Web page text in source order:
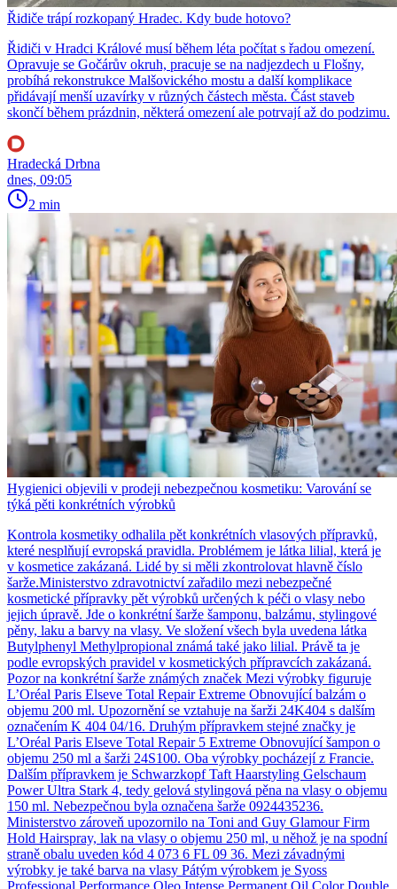
Řidiče trápí rozkopaný Hradec. Kdy bude hotovo?
Řidiči v Hradci Králové musí během léta počítat s řadou omezení.
Opravuje se Gočárův okruh, pracuje se na nadjezdech u Flošny,
probíhá rekonstrukce Malšovického mostu a další komplikace
přidávají menší uzavírky v různých částech města. Část staveb
skončí během prázdnin, některá omezení ale potrvají až do podzimu.
Hradecká Drbna
dnes, 09:05
2 min
Hygienici objevili v prodeji nebezpečnou kosmetiku: Varování se
týká pěti konkrétních výrobků
Kontrola kosmetiky odhalila pět konkrétních vlasových přípravků,
které nesplňují evropská pravidla. Problémem je látka lilial, která je
v kosmetice zakázaná. Lidé by si měli zkontrolovat hlavně číslo
šarže.Ministerstvo zdravotnictví zařadilo mezi nebezpečné
kosmetické přípravky pět výrobků určených k péči o vlasy nebo
jejich úpravě. Jde o konkrétní šarže šamponu, balzámu, stylingové
pěny, laku a barvy na vlasy. Ve složení všech byla uvedena látka
Butylphenyl Methylpropional známá také jako lilial. Právě ta je
podle evropských pravidel v kosmetických přípravcích zakázaná.
Pozor na konkrétní šarže známých značek Mezi výrobky figuruje
L’Oréal Paris Elseve Total Repair Extreme Obnovující balzám o
objemu 200 ml. Upozornění se vztahuje na šarži 24K404 s dalším
označením K 404 04/16. Druhým přípravkem stejné značky je
L’Oréal Paris Elseve Total Repair 5 Extreme Obnovující šampon o
objemu 250 ml a šarži 24S100. Oba výrobky pocházejí z Francie.
Dalším přípravkem je Schwarzkopf Taft Haarstyling Gelschaum
Power Ultra Stark 4, tedy gelová stylingová pěna na vlasy o objemu
150 ml. Nebezpečnou byla označena šarže 0924435236.
Ministerstvo zároveň upozornilo na Toni and Guy Glamour Firm
Hold Hairspray, lak na vlasy o objemu 250 ml, u něhož je na spodní
straně obalu uveden kód 4 073 6 FL 09 36. Mezi závadnými
výrobky je také barva na vlasy Pátým výrobkem je Syoss